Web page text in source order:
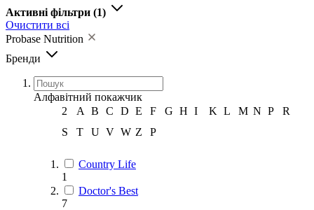
Активні фільтри (1)
Очистити всі
Probase Nutrition
Бренди
Алфавітний покажчик
2
A B C D E F G H I K L M N P
R
S
T U V W Z Р
Country Life
1
Doctor's Best
7